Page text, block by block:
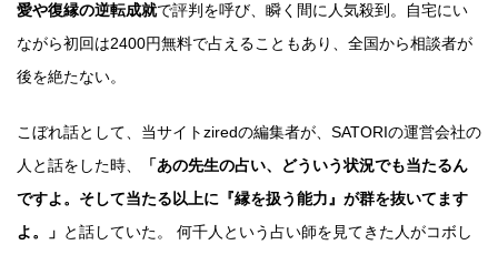
愛や復縁の逆転成就で評判を呼び、瞬く間に人気殺到。自宅にい
ながら初回は2400円無料で占えることもあり、全国から相談者が
後を絶たない。
こぼれ話として、当サイトziredの編集者が、SATORIの運営会社の
人と話をした時、
「あの先生の占い、どういう状況でも当たるん
ですよ。そして当たる以上に『縁を扱う能力』が群を抜いてます
よ。」 と話していた。 何千人という占い師を見てきた人がコボし